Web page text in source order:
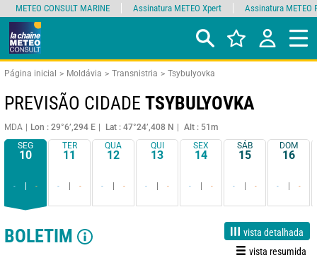
Página inicial Moldávia Transnistria Tsybulyovka
PREVISÃO CIDADE TSYBULYOVKA
MDA Lon : 29°6’,294 E Lat : 47°24’,408 N
Alt : 51m
SEG
10
- -
TER
11
- -
QUA
12
- -
QUI
13
- -
SEX
14
- -
SÁB
15
- -
DOM
16
- -
BOLETIM
vista detalhada
vista resumida
METEO CONSULT MARINE Assinatura METEO Xpert Assinatura METEO